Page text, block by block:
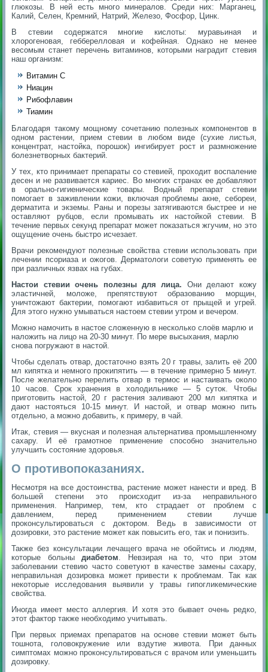
глюкозы. В ней есть много минералов. Среди них: Марганец,
Калий, Селен, Кремний, Натрий, Железо, Фосфор, Цинк.
В стевии содержатся многие кислоты: муравьиная и
хлорогеновая, гебберелловая и кофейная. Однако не менее
весомым станет перечень витаминов, которыми наградит стевия
наш организм:
Витамин С
Ниацин
Рибофлавин
Тиамин
Благодаря такому мощному сочетанию полезных компонентов в
одном растении, прием стевии в любом виде (сухие листья,
концентрат, настойка, порошок) ингибирует рост и размножение
болезнетворных бактерий.
У тех, кто принимает препараты со стевией, проходит воспаление
десен и не развивается кариес. Во многих странах ее добавляют
в орально-гигиенические товары. Водный препарат стевии
помогает в заживлении кожи, включая проблемы акне, себореи,
дерматита и экземы. Раны и порезы затягиваются быстрее и не
оставляют рубцов, если промывать их настойкой стевии. В
течение первых секунд препарат может показаться жгучим, но это
ощущение очень быстро исчезает.
Врачи рекомендуют полезные свойства стевии использовать при
лечении псориаза и ожогов. Дерматологи советую применять ее
при различных язвах на губах.
Настои стевии очень полезны для лица. Они делают кожу
эластичней, моложе, препятствуют образованию морщин,
уничтожают бактерии, помогают избавиться от прыщей и угрей.
Для этого нужно умываться настоем стевии утром и вечером.
Можно намочить в настое сложенную в несколько слоёв марлю и
наложить на лицо на 20-30 минут. По мере высыхания, марлю
снова погружают в настой.
Чтобы сделать отвар, достаточно взять 20 г травы, залить её 200
мл кипятка и немного прокипятить — в течение примерно 5 минут.
После желательно перелить отвар в термос и настаивать около
10 часов. Срок хранения в холодильнике — 5 суток. Чтобы
приготовить настой, 20 г растения заливают 200 мл кипятка и
дают настояться 10-15 минут. И настой, и отвар можно пить
отдельно, а можно добавить, к примеру, в чай.
Итак, стевия — вкусная и полезная альтернатива промышленному
сахару. И её грамотное применение способно значительно
улучшить состояние здоровья.
О противопоказаниях.
Несмотря на все достоинства, растение может нанести и вред. В
большей степени это происходит из-за неправильного
применения. Например, тем, кто страдает от проблем с
давлением, перед применением стевии лучше
проконсультироваться с доктором. Ведь в зависимости от
дозировки, это растение может как повысить его, так и понизить.
Также без консультации лечащего врача не обойтись и людям,
которые больныдиабетом . Невзирая на то, что при этом
заболевании стевию часто советуют в качестве замены сахару,
неправильная дозировка может привести к проблемам. Так как
некоторые исследования выявили у травы гипогликемические
свойства.
Иногда имеет место аллергия. И хотя это бывает очень редко,
этот фактор также необходимо учитывать.
При первых приемах препаратов на основе стевии может быть
тошнота, головокружение или вздутие живота. При данных
симптомах можно проконсультироваться с врачом или уменьшить
дозировку.